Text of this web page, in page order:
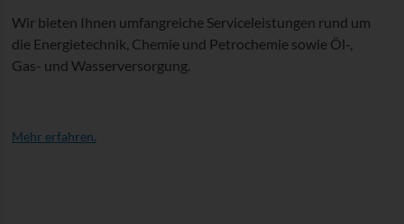
Wir bieten Ihnen umfangreiche Serviceleistungen rund um
die Energietechnik, Chemie und Petrochemie sowie Öl-,
Gas- und Wasserversorgung.
Mehr erfahren.